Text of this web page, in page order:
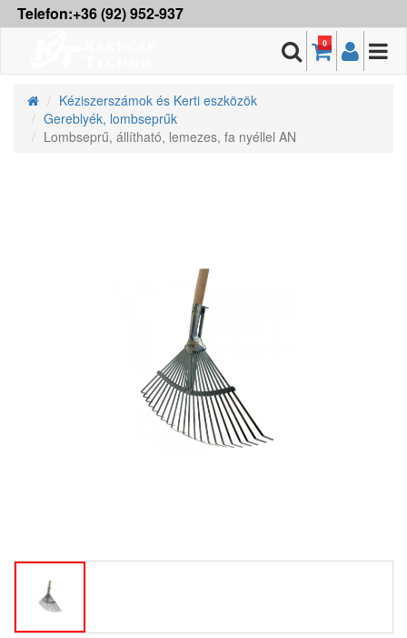
Telefon:+36 (92) 952-937
0
Kéziszerszámok és Kerti eszközök
Gereblyék, lombseprűk
Lombseprű, állítható, lemezes, fa nyéllel AN